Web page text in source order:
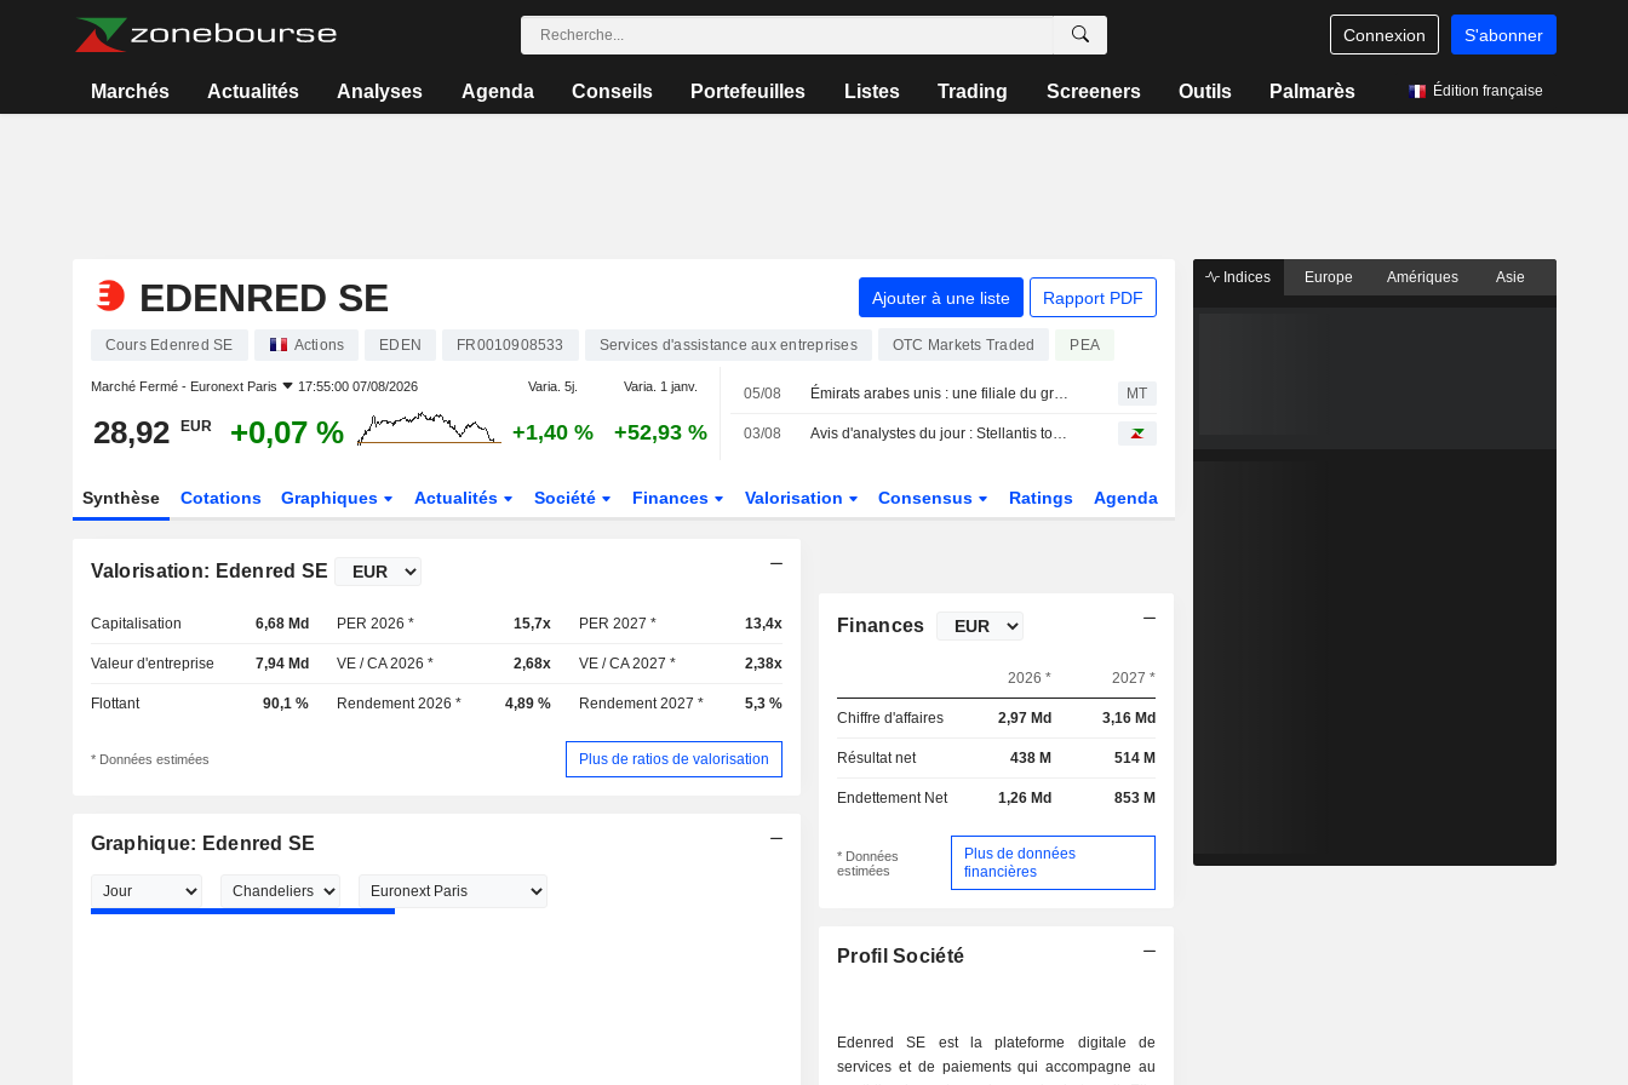
Connexion S'abonner
Marchés Actualités Analyses Agenda Conseils Portefeuilles Listes Trading Screeners Outils Palmarès Édition française
EDENRED SE Ajouter à une liste Rapport PDF
Cours Edenred SE Actions EDEN FR0010908533 Services d'assistance aux entreprises OTC Markets Traded PEA
Marché Fermé - Euronext Paris 17:55:00 07/08/2026 Varia. 5j. Varia. 1 janv.
28,92 EUR +0,07 % +1,40 % +52,93 %
05/08 Émirats arabes unis : une filiale du groupe Edenred obtient un agrément de principe pour des services de stockage de valeur MT
03/08 Avis d'analystes du jour : Stellantis toujours sous pression, KBW revalorise les banques françaises
Synthèse Cotations Graphiques Actualités Société Finances Valorisation Consensus Ratings Agenda
Valorisation: Edenred SE
Capitalisation 6,68 Md PER 2026 * 15,7x PER 2027 * 13,4x
Valeur d'entreprise 7,94 Md VE / CA 2026 * 2,68x VE / CA 2027 * 2,38x
Flottant 90,1 % Rendement 2026 * 4,89 % Rendement 2027 * 5,3 %
* Données estimées Plus de ratios de valorisation
Graphique: Edenred SE
Finances
2026 * 2027 *
Chiffre d'affaires 2,97 Md 3,16 Md
Résultat net 438 M 514 M
Endettement Net 1,26 Md 853 M
* Données
estimées
Plus de données
financières
Profil Société
Edenred SE est la plateforme digitale de
services et de paiements qui accompagne au
Indices Europe Amériques Asie